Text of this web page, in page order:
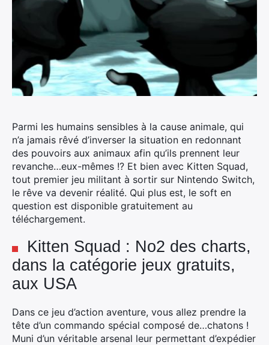
Parmi les humains sensibles à la cause animale, qui
n’a jamais rêvé d’inverser la situation en redonnant
des pouvoirs aux animaux afin qu’ils prennent leur
revanche…eux-mêmes !? Et bien avec Kitten Squad,
tout premier jeu militant à sortir sur Nintendo Switch,
le rêve va devenir réalité. Qui plus est, le soft en
question est disponible gratuitement au
téléchargement.
Kitten Squad : No2 des charts,
dans la catégorie jeux gratuits,
aux USA
Dans ce jeu d’action aventure, vous allez prendre la
tête d’un commando spécial composé de…chatons !
Muni d’un véritable arsenal leur permettant d’expédier